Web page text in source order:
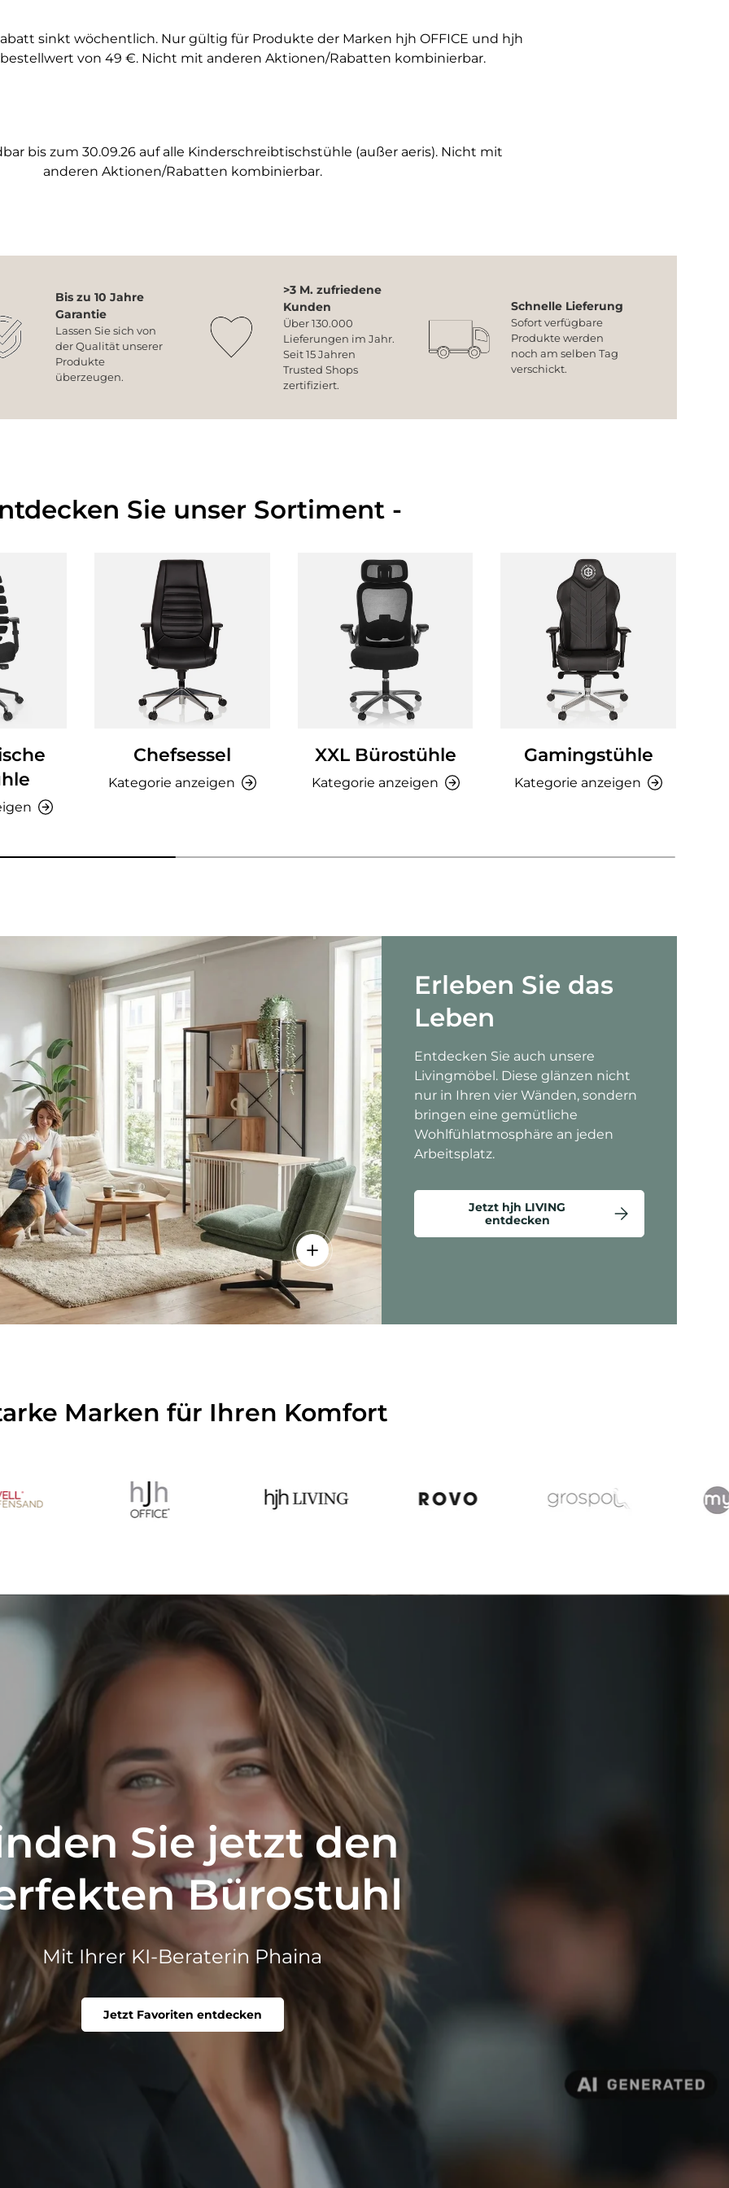
sinkt wöchentlich. Nur gültig für Produkte der Marken hjh OFFICE und hjh
von 49 €. Nicht mit anderen Aktionen/Rabatten kombinierbar.
bis zum 30.09.26 auf alle Kinderschreibtischstühle (außer aeris). Nicht mit
anderen Aktionen/Rabatten kombinierbar.
Bis zu 10 Jahre
Garantie
Lassen Sie sich von
der Qualität unserer
Produkte
überzeugen.
>3 M. zufriedene
Kunden
Über 130.000
Lieferungen im Jahr.
Seit 15 Jahren
Trusted Shops
zertifiziert.
Schnelle Lieferung
Sofort verfügbare
Produkte werden
noch am selben Tag
verschickt.
Sie unser Sortiment -
Chefsessel
Kategorie anzeigen
XXL Bürostühle
Kategorie anzeigen
Gamingstühle
Kategorie anzeigen
Einzelheiten anzeigen - Criss-Cross 20 - Loungesessel
- AMIO H - Büroschrank
anzeigen - Sitzolo 2 - Loungesessel
Erleben Sie das
Leben
Entdecken Sie auch unsere
Livingmöbel. Diese glänzen nicht
nur in Ihren vier Wänden, sondern
bringen eine gemütliche
Wohlfühlatmosphäre an jeden
Arbeitsplatz.
Jetzt hjh LIVING
entdecken
Marken für Ihren Komfort
Sie jetzt den
Bürostuhl
Mit Ihrer KI-Beraterin Phaina
Jetzt Favoriten entdecken